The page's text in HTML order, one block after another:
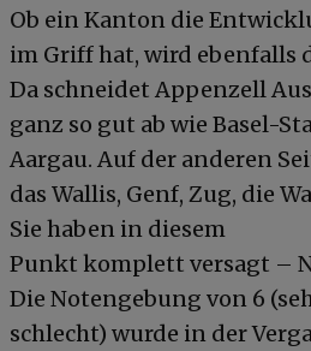
Ob ein Kanton die
im Griff hat, wird ebenfalls
Da schneidet Appenzell
ganz so gut ab wie Basel-
Aargau. Auf der anderen
das Wallis, Genf, Zug, die
Sie haben in diesem
Punkt komplett versagt –
Die Notengebung von 6
schlecht) wurde in der